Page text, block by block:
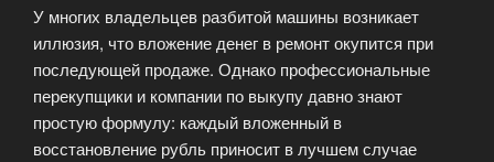
их
избежать»
У многих владельцев разбитой машины возникает
иллюзия, что вложение денег в ремонт окупится при
последующей продаже. Однако профессиональные
перекупщики и компании по выкупу давно знают
простую формулу: каждый вложенный в
восстановление рубль приносит в лучшем случае